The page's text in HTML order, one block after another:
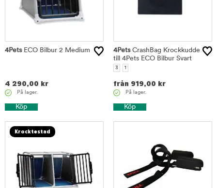
4PetsECO Bilbur 2 Medium
4 290,00 kr
På lager.
Köp
4PetsCrashBag Krockkudde
till 4Pets ECO Bilbur Svart
3 1
från 919,00 kr
På lager.
Köp
Krocktestad